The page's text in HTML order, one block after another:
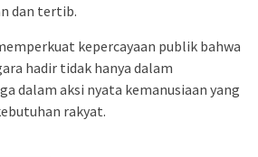
dan tertib.
kepercayaan publik bahwa
hadir tidak hanya dalam
dalam aksi nyata kemanusiaan yang
rakyat.